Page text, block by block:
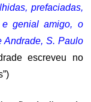
prefaciadas,
genial amigo, o
Andrade, S. Paulo
escreveu no